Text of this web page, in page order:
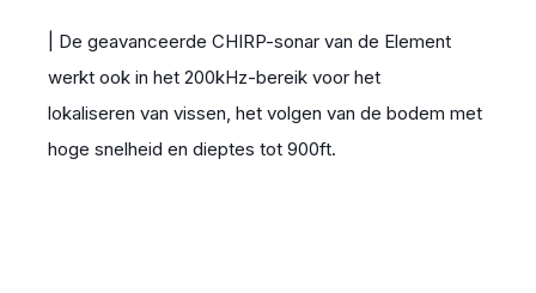
| De geavanceerde CHIRP-sonar van de Element
werkt ook in het 200kHz-bereik voor het
lokaliseren van vissen, het volgen van de bodem met
hoge snelheid en dieptes tot 900ft.